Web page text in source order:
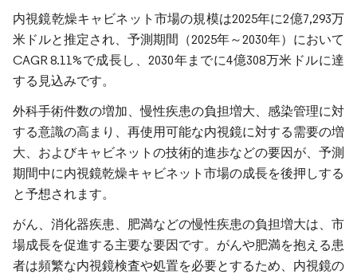
内視鏡乾燥キャビネット市場の規模は2025年に2億7,293万
米ドルと推定され、予測期間（2025年～2030年）において
CAGR 8.11%で成長し、2030年までに4億308万米ドルに達
する見込みです。
外科手術件数の増加、慢性疾患の負担増大、感染管理に対
する意識の高まり、再使用可能な内視鏡に対する需要の増
大、およびキャビネットの技術的進歩などの要因が、予測
期間中に内視鏡乾燥キャビネット市場の成長を後押しする
と予想されます。
がん、消化器疾患、肥満などの慢性疾患の負担増大は、市
場成長を促進する主要な要因です。がんや肥満を抱える患
者は頻繁な内視鏡検査や処置を必要とするため、内視鏡の